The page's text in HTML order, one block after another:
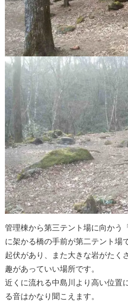
管理棟から第三テント場に向かう
に架かる橋の手前が第二テント場
起伏があり、また大きな岩がたく
趣があっていい場所です。
近くに流れる中島川より高い位置
る音はかなり聞こえます。